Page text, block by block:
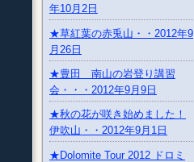
年10月2日
★草紅葉の赤兎山・・2012年9
月26日
★豊田 南山の岩登り講習
会・・・2012年9月9日
★秋の花が咲き始めました！
伊吹山・・2012年9月1日
★Dolomite Tour 2012 ドロミ